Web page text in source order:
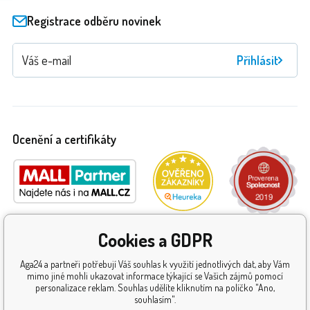
Registrace odběru novinek
Přihlásit
Ocenění a certifikáty
Cookies a GDPR
Aga24 a partneři potřebují Váš souhlas k využití jednotlivých dat, aby Vám
mimo jiné mohli ukazovat informace týkající se Vašich zájmů pomocí
personalizace reklam. Souhlas udělíte kliknutím na políčko "Ano,
souhlasím".